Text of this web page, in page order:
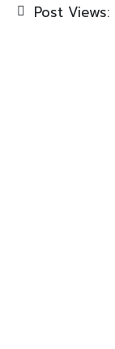
Post Views: